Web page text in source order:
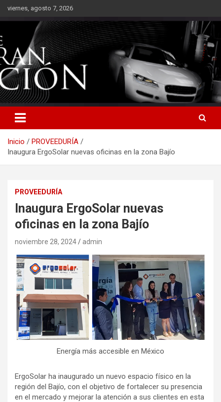
Saltarviernes, agosto 7, 2026
Inicio
PROVEEDURÍA
Inaugura ErgoSolar nuevas oficinas en la zona Bajío
PROVEEDURÍA
Inaugura ErgoSolar nuevas
oficinas en la zona Bajío
noviembre 28, 2024 admin
Energía más accesible en México
ErgoSolar ha inaugurado un nuevo espacio físico en la
región del Bajío, con el objetivo de fortalecer su presencia
en el mercado y mejorar la atención a sus clientes en esta